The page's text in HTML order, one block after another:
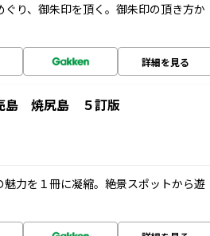
り、御朱印を頂く。御朱印の頂き方か
詳細を見る
焼尻島 ５訂版
力を１冊に凝縮。絶景スポットから遊